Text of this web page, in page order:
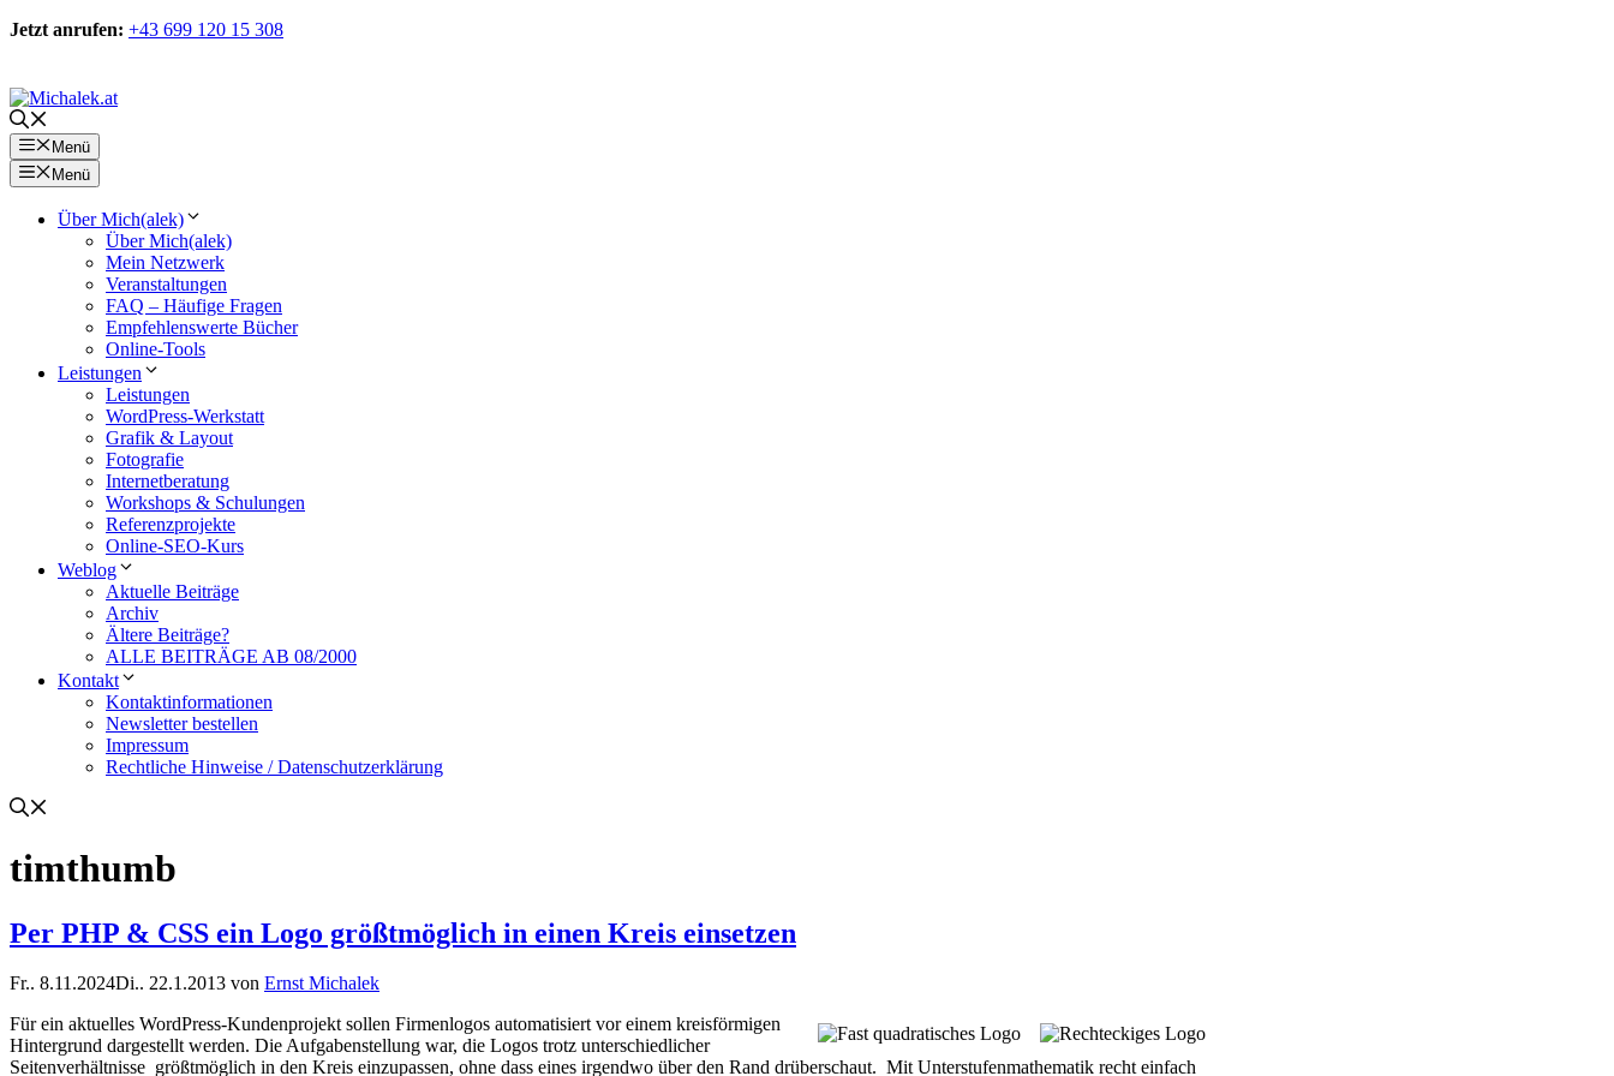
Zum
Jetzt anrufen: +43 699 120 15 308
Menü
Menü
Über Mich(alek)
Über Mich(alek)
Mein Netzwerk
Veranstaltungen
FAQ – Häufige Fragen
Empfehlenswerte Bücher
Online-Tools
Leistungen
Leistungen
WordPress-Werkstatt
Grafik & Layout
Fotografie
Internetberatung
Workshops & Schulungen
Referenzprojekte
Online-SEO-Kurs
Weblog
Aktuelle Beiträge
Archiv
Ältere Beiträge?
ALLE BEITRÄGE AB 08/2000
Kontakt
Kontaktinformationen
Newsletter bestellen
Impressum
Rechtliche Hinweise / Datenschutzerklärung
timthumb
Per PHP & CSS ein Logo größtmöglich in einen Kreis einsetzen
Fr.. 8.11.2024Di.. 22.1.2013 von Ernst Michalek
Für ein aktuelles WordPress-Kundenprojekt sollen Firmenlogos automatisiert vor einem kreisförmigen
Hintergrund dargestellt werden. Die Aufgabenstellung war, die Logos trotz unterschiedlicher
Seitenverhältnisse größtmöglich in den Kreis einzupassen, ohne dass eines irgendwo über den Rand drüberschaut. Mit Unterstufenmathematik recht einfach